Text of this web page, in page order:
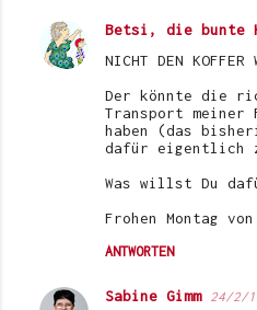
Betsi, die bunte
NICHT DEN KOFFER
Der könnte die
Transport meiner
haben (das
dafür eigentlich
Was willst Du
Frohen Montag
ANTWORTEN
Sabine Gimm 24/2/